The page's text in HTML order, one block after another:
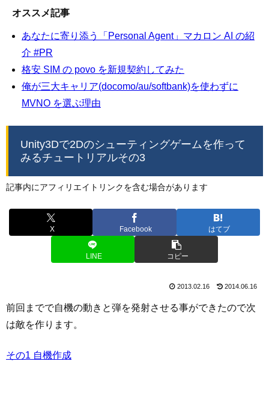
オススメ記事
あなたに寄り添う「Personal Agent」マカロン AI の紹
介 #PR
格安 SIM の povo を新規契約してみた
俺が三大キャリア(docomo/au/softbank)を使わずに
MVNO を選ぶ理由
Unity3Dで2Dのシューティングゲームを作って
みるチュートリアルその3
記事内にアフィリエイトリンクを含む場合があります
X Facebook はてブ
LINE コピー
2013.02.16 2014.06.16
前回までで自機の動きと弾を発射させる事ができたので次
は敵を作ります。
その1 自機作成